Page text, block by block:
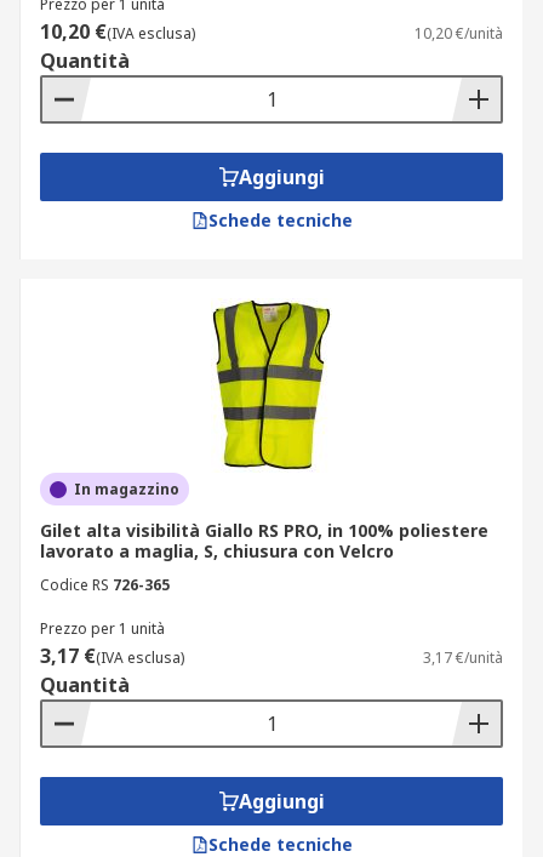
Prezzo per 1 unità
10,20 €(IVA esclusa) 10,20 €/unità
Quantità
Aggiungi
Schede tecniche
In magazzino
Gilet alta visibilità Giallo RS PRO, in 100% poliestere
lavorato a maglia, S, chiusura con Velcro
Codice RS 726-365
Prezzo per 1 unità
3,17 €(IVA esclusa) 3,17 €/unità
Quantità
Aggiungi
Schede tecniche